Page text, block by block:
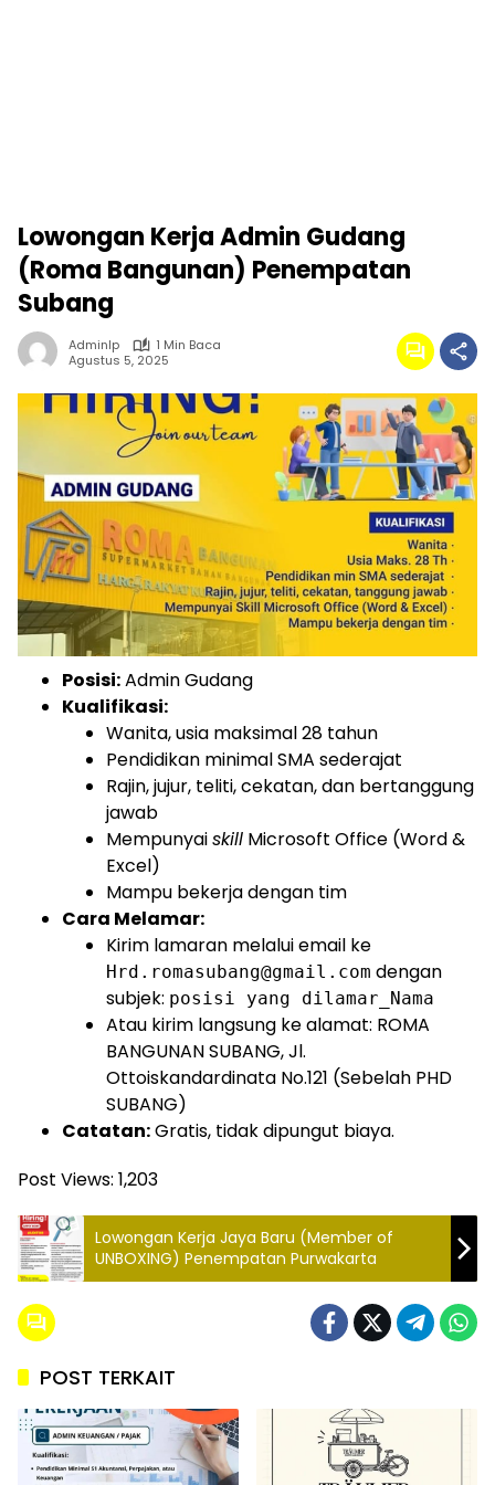
Lowongan Kerja Admin Gudang
(Roma Bangunan) Penempatan
Subang
Adminlp
1 Min Baca
Agustus 5, 2025
Posisi:Admin Gudang
Kualifikasi:
Wanita, usia maksimal 28 tahun
Pendidikan minimal SMA sederajat
Rajin, jujur, teliti, cekatan, dan bertanggung
jawab
Mempunyaiskill Microsoft Office (Word &
Excel)
Mampu bekerja dengan tim
Cara Melamar:
Kirim lamaran melalui email ke
Hrd.romasubang@gmail.com dengan
subjek: posisi yang dilamar_Nama
Atau kirim langsung ke alamat: ROMA
BANGUNAN SUBANG, Jl.
Ottoiskandardinata No.121 (Sebelah PHD
SUBANG)
Catatan:Gratis, tidak dipungut biaya.
Post Views: 1,203
Lowongan Kerja Jaya Baru (Member of
UNBOXING) Penempatan Purwakarta
POST TERKAIT